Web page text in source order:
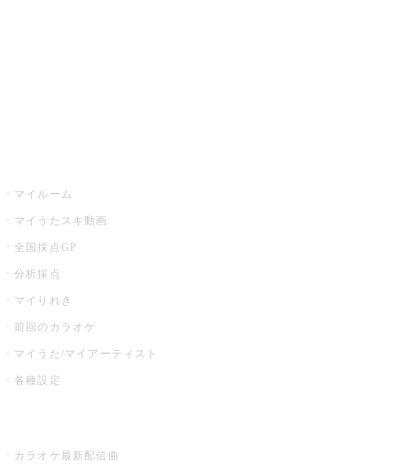
マイルーム
マイうたスキ動画
全国採点GP
分析採点
マイりれき
前回のカラオケ
マイうた/マイアーティスト
各種設定
カラオケ最新配信曲